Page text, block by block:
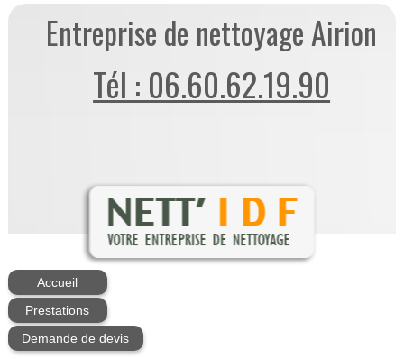
Entreprise de nettoyage Airion
Tél : 06.60.62.19.90
Accueil
Prestations
Demande de devis